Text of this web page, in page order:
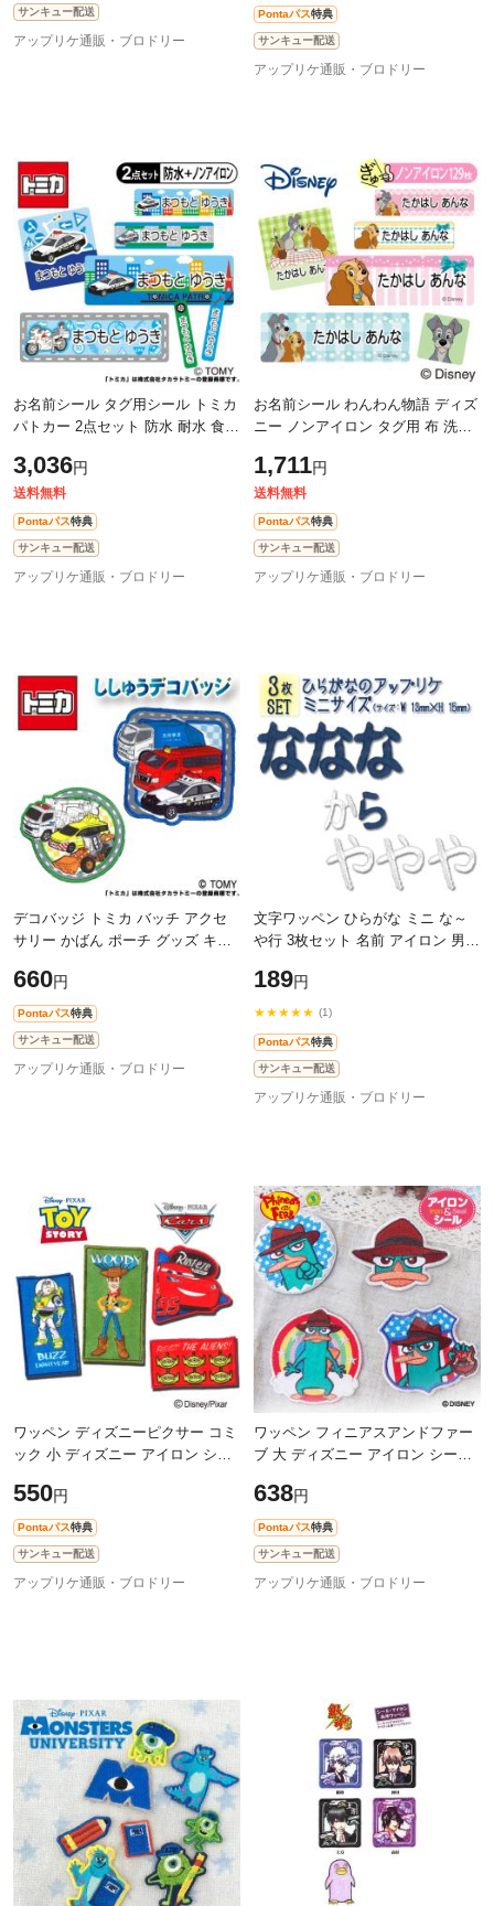
サンキュー配送
アップリケ通販・ブロドリー
Pontaパス特典
サンキュー配送
アップリケ通販・ブロドリー
お名前シール タグ用シール トミカ
パトカー 2点セット 防水 耐水 食洗
PR
3,036円
送料無料
Pontaパス特典
サンキュー配送
アップリケ通販・ブロドリー
お名前シール わんわん物語 ディズ
ニー ノンアイロン タグ用 布 洗濯
料 PR
1,711円
送料無料
Pontaパス特典
サンキュー配送
アップリケ通販・ブロドリー
デコバッジ トミカ バッチ アクセ
サリー かばん ポーチ グッズ キャ
660円
Pontaパス特典
サンキュー配送
アップリケ通販・ブロドリー
文字ワッペン ひらがな ミニ な～
や行 3枚セット 名前 アイロン 男の
プリケ CP
189円
★★★★★ (1)
Pontaパス特典
サンキュー配送
アップリケ通販・ブロドリー
ワッペン ディズニーピクサー コミ
ック 小 ディズニー アイロン シー
ッズ プレゼント 服
550円
Pontaパス特典
サンキュー配送
アップリケ通販・ブロドリー
ワッペン フィニアスアンドファー
ブ 大 ディズニー アイロン シール
ズ プレゼント 服
638円
Pontaパス特典
サンキュー配送
アップリケ通販・ブロドリー